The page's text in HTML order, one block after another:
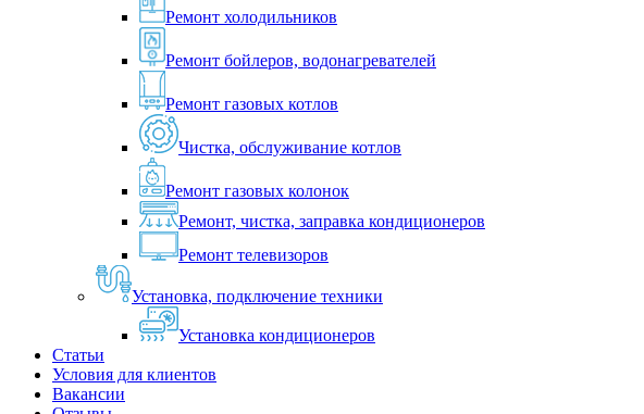
Ремонт холодильников
Ремонт бойлеров, водонагревателей
Ремонт газовых котлов
Чистка, обслуживание котлов
Ремонт газовых колонок
Ремонт, чистка, заправка кондиционеров
Ремонт телевизоров
Установка, подключение техники
Установка кондиционеров
Статьи
Условия для клиентов
Вакансии